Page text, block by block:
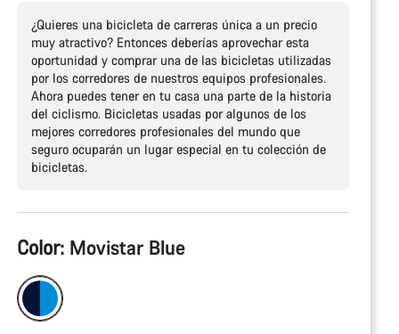
¿Quieres una bicicleta de carreras única a un precio
muy atractivo? Entonces deberías aprovechar esta
oportunidad y comprar una de las bicicletas utilizadas
por los corredores de nuestros equipos profesionales.
Ahora puedes tener en tu casa una parte de la historia
del ciclismo. Bicicletas usadas por algunos de los
mejores corredores profesionales del mundo que
seguro ocuparán un lugar especial en tu colección de
bicicletas.
Configuración
del
producto
Color: Movistar Blue